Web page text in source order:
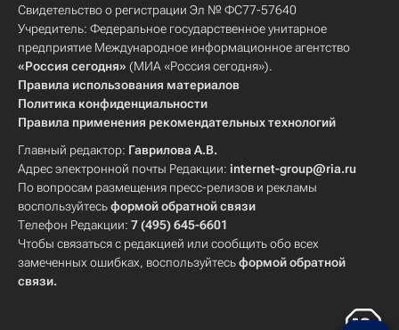
Свидетельство о регистрации Эл № ФС77-57640
Учредитель: Федеральное государственное унитарное
предприятие Международное информационное агентство
«Россия сегодня» (МИА «Россия сегодня»).
Правила использования материалов
Политика конфиденциальности
Правила применения рекомендательных технологий
Главный редактор: Гаврилова А.В.
Адрес электронной почты Редакции: internet-group@ria.ru
По вопросам размещения пресс-релизов и рекламы
воспользуйтесьформой обратной связи
Телефон Редакции: 7 (495) 645-6601
Чтобы связаться с редакцией или сообщить обо всех
замеченных ошибках, воспользуйтесьформой обратной
связи.